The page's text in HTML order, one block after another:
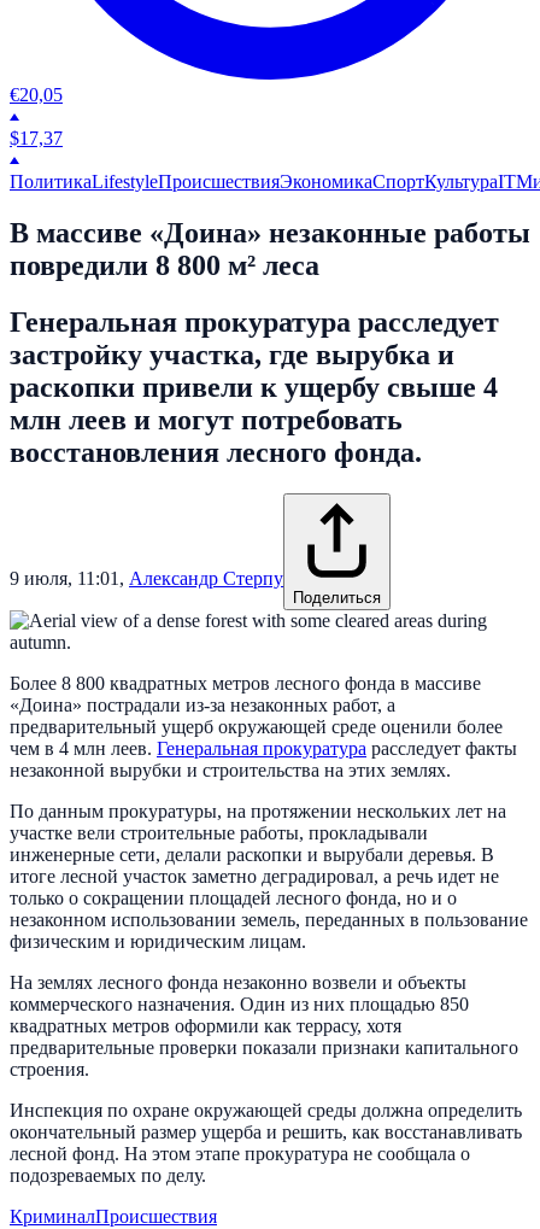
€20,05
$17,37
ПолитикаLifestyleПроисшествияЭкономикаСпортКультураIT
В массиве «Доина» незаконные работы
повредили 8 800 м² леса
Генеральная прокуратура расследует
застройку участка, где вырубка и
раскопки привели к ущербу свыше 4
млн леев и могут потребовать
восстановления лесного фонда.
9 июля, 11:01 , Александр Стерпу
Поделиться
Более 8 800 квадратных метров лесного фонда в массиве
«Доина» пострадали из-за незаконных работ, а
предварительный ущерб окружающей среде оценили более
чем в 4 млн леев. Генеральная прокуратура расследует факты
незаконной вырубки и строительства на этих землях.
По данным прокуратуры, на протяжении нескольких лет на
участке вели строительные работы, прокладывали
инженерные сети, делали раскопки и вырубали деревья. В
итоге лесной участок заметно деградировал, а речь идет не
только о сокращении площадей лесного фонда, но и о
незаконном использовании земель, переданных в пользование
физическим и юридическим лицам.
На землях лесного фонда незаконно возвели и объекты
коммерческого назначения. Один из них площадью 850
квадратных метров оформили как террасу, хотя
предварительные проверки показали признаки капитального
строения.
Инспекция по охране окружающей среды должна определить
окончательный размер ущерба и решить, как восстанавливать
лесной фонд. На этом этапе прокуратура не сообщала о
подозреваемых по делу.
КриминалПроисшествия